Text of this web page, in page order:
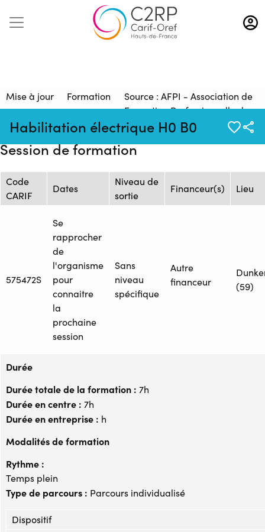
Aller
au
contenu
Habilitation électrique H0 B0
Mise à jour
:
26/03/2026
Formation
:
26259839F
Source : AFPI - Association de
Formation Professionnelle de
l'Industrie
Session de formation
Code
CARIF
Dates
Niveau de
sortie
Financeur(s) Lieu
575472S
Se
rapprocher
de
l'organisme
pour
connaitre
la
prochaine
session
Sans
niveau
spécifique
Autre
financeur
(59)
Durée
Durée totale de la formation : 7h
Durée en centre : 7h
Durée en entreprise : h
Modalités de formation
Rythme :
Temps plein
Type de parcours : Parcours individualisé
Dispositif